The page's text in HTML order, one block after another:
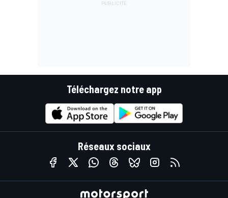
Téléchargez notre app
Réseaux sociaux